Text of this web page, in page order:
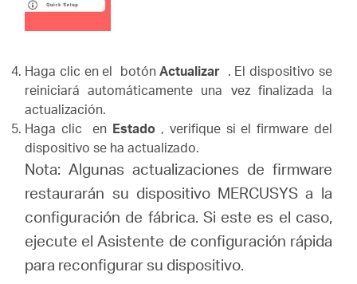
Haga clic en el botónActualizar . El dispositivo se
reiniciará automáticamente una vez finalizada la
actualización.
Haga clic en Estado , verifique si el firmware del
dispositivo se ha actualizado.
Nota: Algunas actualizaciones de firmware
restaurarán su dispositivo MERCUSYS a la
configuración de fábrica. Si este es el caso,
ejecute el Asistente de configuración rápida
para reconfigurar su dispositivo.